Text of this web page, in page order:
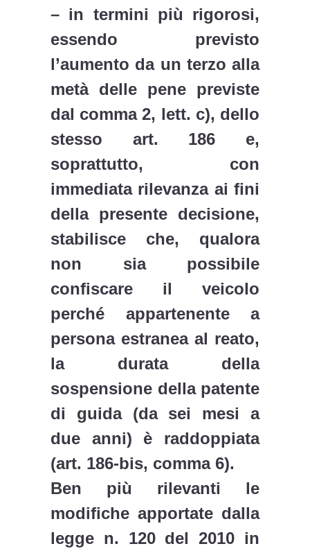
– in termini più rigorosi,
essendo previsto
l’aumento da un terzo alla
metà delle pene previste
dal comma 2, lett. c), dello
stesso art. 186 e,
soprattutto, con
immediata rilevanza ai fini
della presente decisione,
stabilisce che, qualora
non sia possibile
confiscare il veicolo
perché appartenente a
persona estranea al reato,
la durata della
sospensione della patente
di guida (da sei mesi a
due anni) è raddoppiata
(art. 186-bis, comma 6).
Ben più rilevanti le
modifiche apportate dalla
legge n. 120 del 2010 in